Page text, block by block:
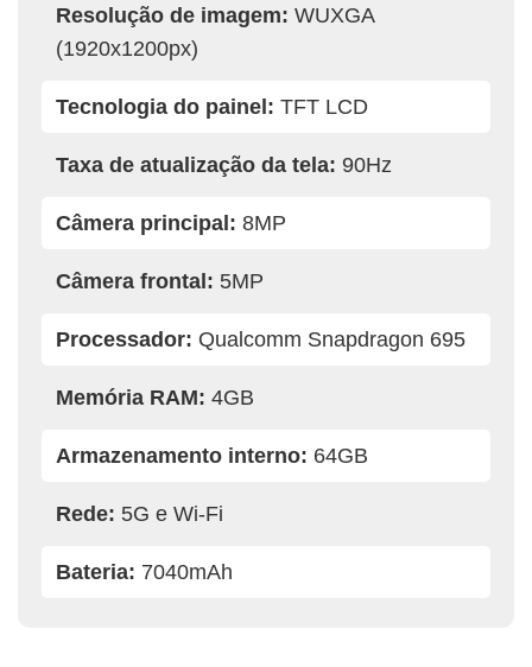
Resolução de imagem: WUXGA
(1920x1200px)
Tecnologia do painel: TFT LCD
Taxa de atualização da tela: 90Hz
Câmera principal: 8MP
Câmera frontal: 5MP
Processador: Qualcomm Snapdragon 695
Memória RAM: 4GB
Armazenamento interno: 64GB
Rede: 5G e Wi-Fi
Bateria: 7040mAh